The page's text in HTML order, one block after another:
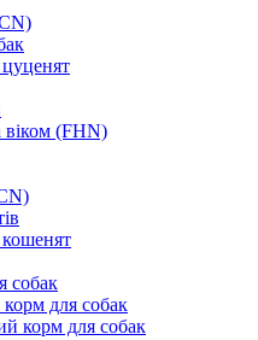
віком (FHN)
собак
для собак
корм для собак